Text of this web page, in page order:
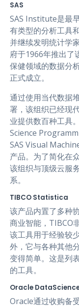
SAS
SAS Institute是最
有类型的分析工具
并继续发明统计学
府于1966年推出了
保健领域的数据分
正式成立。
通过使用当代数据
署，该组织已经现
业提供数百种工具
Science
SAS Visual
产品。为了简化在
该组织与顶级云服
系。
TIBCO Statistica
该产品内置了多种
商业智能，TIBCO
该工具用于经验较
外，它与各种其他
变得简单。这是列
的工具。
Oracle
Oracle通过收购备